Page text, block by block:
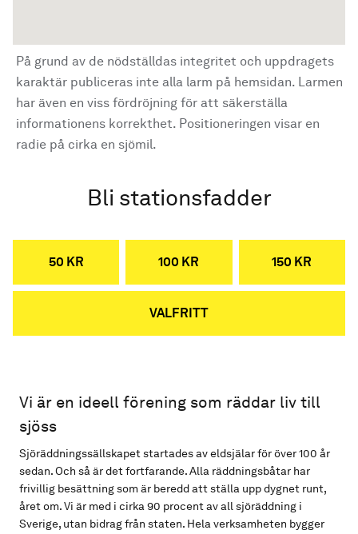
På grund av de nödställdas integritet och uppdragets
karaktär publiceras inte alla larm på hemsidan. Larmen
har även en viss fördröjning för att säkerställa
informationens korrekthet. Positioneringen visar en
radie på cirka en sjömil.
Bli stationsfadder
50 KR 100 KR 150 KR
VALFRITT
Vi är en ideell förening som räddar liv till
sjöss
Sjöräddningssällskapet startades av eldsjälar för över 100 år
sedan. Och så är det fortfarande. Alla räddningsbåtar har
frivillig besättning som är beredd att ställa upp dygnet runt,
året om. Vi är med i cirka 90 procent av all sjöräddning i
Sverige, utan bidrag från staten. Hela verksamheten bygger